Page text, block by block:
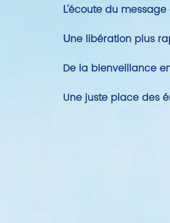
L'écoute du
Une libération plus
De la bienveillance
Une juste place des